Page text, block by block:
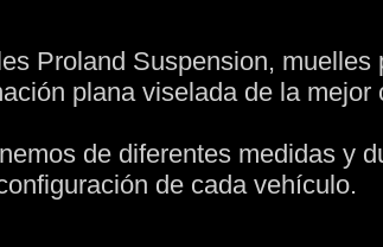
Proland Suspension, muelles
plana viselada de la mejor
de diferentes medidas y
de cada vehículo.